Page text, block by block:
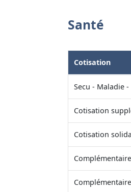
Santé
Cotisation
Secu - Maladie
Cotisation
Cotisation